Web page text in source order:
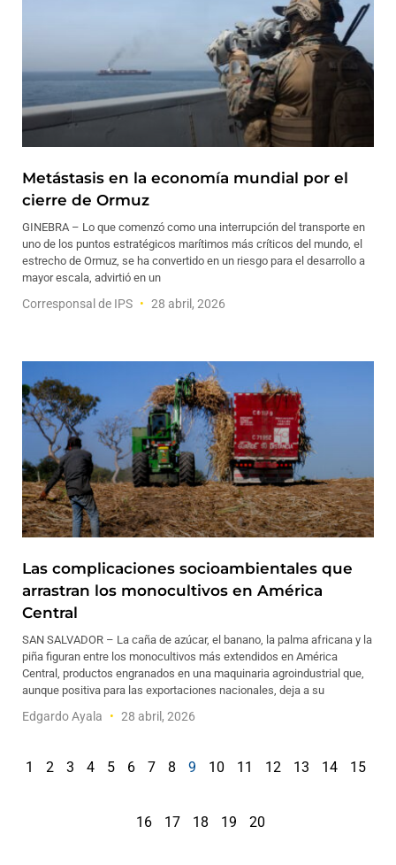
Metástasis en la economía mundial por el
cierre de Ormuz
GINEBRA – Lo que comenzó como una interrupción del transporte en
uno de los puntos estratégicos marítimos más críticos del mundo, el
estrecho de Ormuz, se ha convertido en un riesgo para el desarrollo a
mayor escala, advirtió en un
Corresponsal de IPS 28 abril, 2026
Las complicaciones socioambientales que
arrastran los monocultivos en América
Central
SAN SALVADOR – La caña de azúcar, el banano, la palma africana y la
piña figuran entre los monocultivos más extendidos en América
Central, productos engranados en una maquinaria agroindustrial que,
aunque positiva para las exportaciones nacionales, deja a su
Edgardo Ayala 28 abril, 2026
1 2 3 4 5 6 7 8 9 10 11 12 13 14 15
16 17 18 19 20